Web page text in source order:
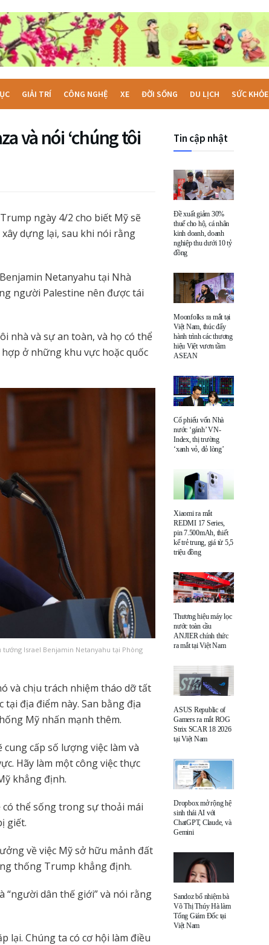
GIẢI TRÍ CÔNG NGHỆ XE ĐỜI SỐNG DU LỊCH SỨC KHỎE
và nói ‘chúng tôi
ngày 4/2 cho biết Mỹ sẽ
xây dựng lại, sau khi nói rằng
Netanyahu tại Nhà
người Palestine nên được tái
nhà và sự an toàn, và họ có thể
ở những khu vực hoặc quốc
Israel Benjamin Netanyahu tại Phòng
và chịu trách nhiệm tháo dỡ tất
tại địa điểm này. San bằng địa
Mỹ nhấn mạnh thêm.
cấp số lượng việc làm và
Hãy làm một công việc thực
khẳng định.
thể sống trong sự thoải mái
giết.
về việc Mỹ sở hữu mảnh đất
thống Trump khẳng định.
“người dân thế giới” và nói rằng
lại. Chúng ta có cơ hội làm điều
Tin cập nhật
Đề xuất giảm 30%
thuế cho hộ, cá nhân
kinh doanh, doanh
nghiệp thu dưới 10 tỷ
đồng
Moonfolks ra mắt tại
Việt Nam, thúc đẩy
hành trình các thương
hiệu Việt vươn tầm
ASEAN
Cổ phiếu vốn Nhà
nước ‘gánh’ VN-
Index, thị trường
‘xanh vỏ, đỏ lòng’
Xiaomi ra mắt
REDMI 17 Series,
pin 7.500mAh, thiết
kế trẻ trung, giá từ 5,5
triệu đồng
Thương hiệu máy lọc
nước toàn cầu
ANJIER chính thức
ra mắt tại Việt Nam
ASUS Republic of
Gamers ra mắt ROG
Strix SCAR 18 2026
tại Việt Nam
Dropbox mở rộng hệ
sinh thái AI với
ChatGPT, Claude, và
Gemini
Sandoz bổ nhiệm bà
Võ Thị Thúy Hà làm
Tổng Giám Đốc tại
Việt Nam